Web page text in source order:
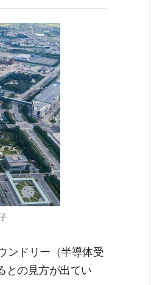
ンドリー（半導体受
との見方が出てい